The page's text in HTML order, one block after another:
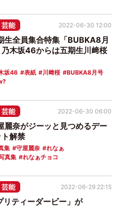
芸能
生全員集合特集「BUBKA8月
木坂46からは五期生川﨑桜
坂46 表紙 川﨑桜
BUBKA8月号
2022-06-30 12:00
芸能
麗奈がジーッと見つめるデー
ト解禁
集 守屋麗奈
れなぁ
真集
れなぁチョコ
2022-06-30 06:00
芸能
リティーダービー」が
2022-06-29 22:15